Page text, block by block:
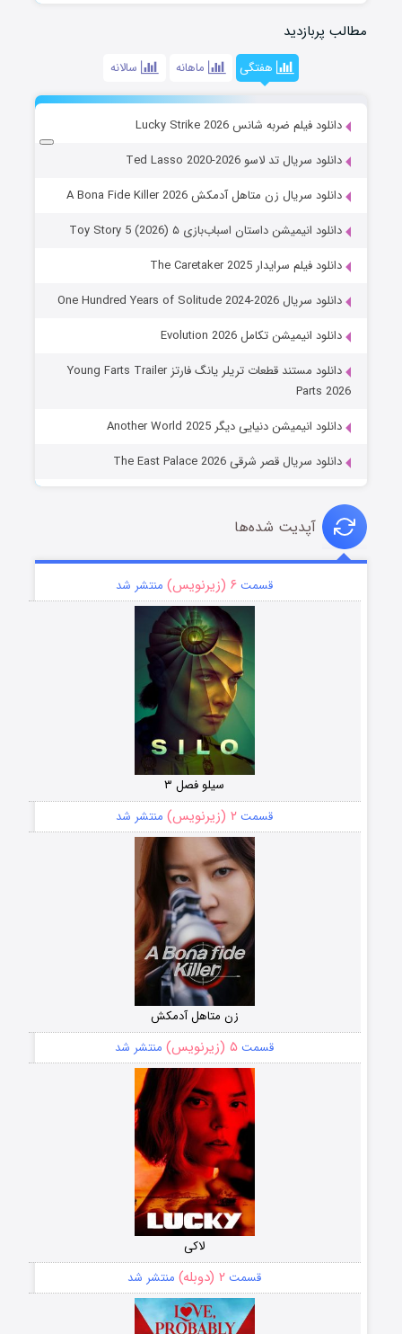
مطالب پربازدید
هفتگی ماهانه سالانه
دانلود فیلم ضربه شانس Lucky Strike 2026
دانلود سریال تد لاسو Ted Lasso 2020-2026
دانلود سریال زن متاهل آدمکش A Bona Fide Killer 2026
دانلود انیمیشن داستان اسباب‌بازی ۵ Toy Story 5 (2026)
دانلود فیلم سرایدار The Caretaker 2025
دانلود سریال One Hundred Years of Solitude 2024-2026
دانلود انیمیشن تکامل Evolution 2026
دانلود مستند قطعات تریلر یانگ فارتز Young Farts Trailer
Parts 2026
دانلود انیمیشن دنیایی دیگر Another World 2025
دانلود سریال قصر شرقی The East Palace 2026
آپدیت شده‌ها
قسمت ۶ (زیرنویس) منتشر شد
سیلو فصل ۳
قسمت ۲ (زیرنویس) منتشر شد
زن متاهل آدمکش
قسمت ۵ (زیرنویس) منتشر شد
لاکی
قسمت ۲ (دوبله) منتشر شد